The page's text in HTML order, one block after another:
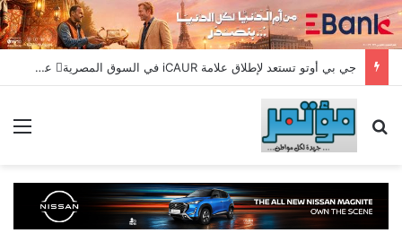
جي بي أوتو تستعد لإطلاق علامة iCAUR في السوق المصرية علامة عالمية جديدة لسيارات الطاقة الجديدة تجمع بين التكنولوجيا الذكية والتصميم الجريء وروح المغامر
بحث عن